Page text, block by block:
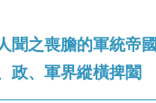
聞之喪膽的軍統帝國
政、軍界縱橫捭闔